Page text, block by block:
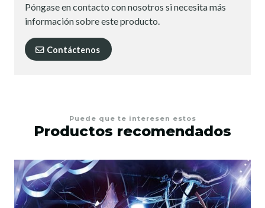
Póngase en contacto con nosotros si necesita más
información sobre este producto.
Contáctenos
Puede que te interesen estos
Productos recomendados